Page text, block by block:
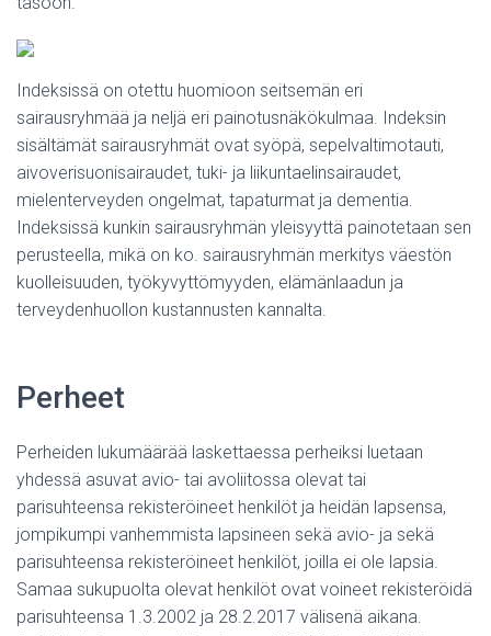
Indeksissä on otettu huomioon seitsemän eri
sairausryhmää ja neljä eri painotusnäkökulmaa. Indeksin
sisältämät sairausryhmät ovat syöpä, sepelvaltimotauti,
aivoverisuonisairaudet, tuki- ja liikuntaelinsairaudet,
mielenterveyden ongelmat, tapaturmat ja dementia.
Indeksissä kunkin sairausryhmän yleisyyttä painotetaan sen
perusteella, mikä on ko. sairausryhmän merkitys väestön
kuolleisuuden, työkyvyttömyyden, elämänlaadun ja
terveydenhuollon kustannusten kannalta.
Perheet
Perheiden lukumäärää laskettaessa perheiksi luetaan
yhdessä asuvat avio- tai avoliitossa olevat tai
parisuhteensa rekisteröineet henkilöt ja heidän lapsensa,
jompikumpi vanhemmista lapsineen sekä avio- ja sekä
parisuhteensa rekisteröineet henkilöt, joilla ei ole lapsia.
Samaa sukupuolta olevat henkilöt ovat voineet rekisteröidä
parisuhteensa 1.3.2002 ja 28.2.2017 välisenä aikana.